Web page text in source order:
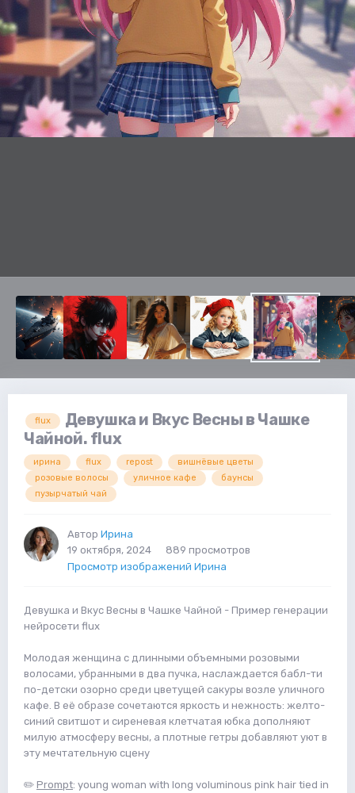
flux
Девушка и Вкус Весны в Чашке
Чайной. flux
ирина flux repost
вишнёвые цветы
розовые волосы
уличное кафе
баунсы
пузырчатый чай
Автор Ирина
19 октября, 2024
889 просмотров
Просмотр изображений Ирина
Девушка и Вкус Весны в Чашке Чайной - Пример генерации
нейросети flux
Молодая женщина с длинными объемными розовыми
волосами, убранными в два пучка, наслаждается бабл-ти
по-детски озорно среди цветущей сакуры возле уличного
кафе. В её образе сочетаются яркость и нежность: желто-
синий свитшот и сиреневая клетчатая юбка дополняют
милую атмосферу весны, а плотные гетры добавляют уют в
эту мечтательную сцену
✏️ Prompt: young woman with long voluminous pink hair tied in